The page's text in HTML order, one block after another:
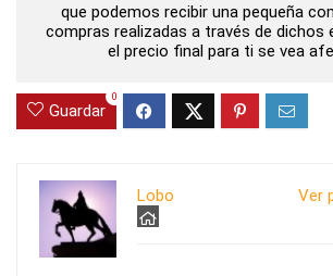
que podemos recibir una pequeña
compras realizadas a través de dichos
el precio final para ti se vea
Guardar
0
Ver
Lobo